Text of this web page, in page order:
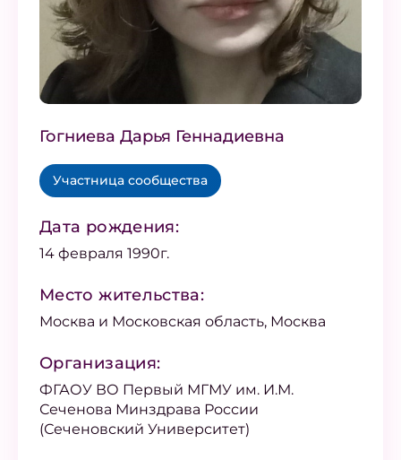
Гогниева Дарья Геннадиевна
Участница сообщества
Дата рождения:
14 февраля 1990г.
Место жительства:
Москва и Московская область, Москва
Организация:
ФГАОУ ВО Первый МГМУ им. И.М.
Сеченова Минздрава России
(Сеченовский Университет)